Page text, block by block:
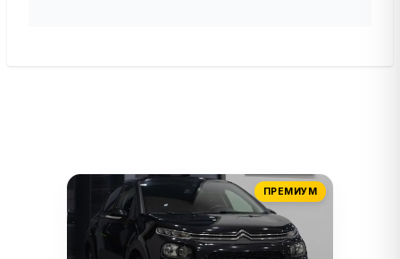
ПРЕМИУМ